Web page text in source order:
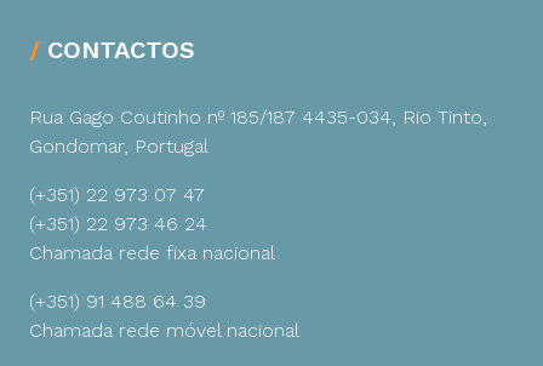
CONTACTOS
Rua Gago Coutinho nº 185/187 4435-034, Rio Tinto,
Gondomar, Portugal
(+351) 22 973 07 47
(+351) 22 973 46 24
Chamada rede fixa nacional
(+351) 91 488 64 39
Chamada rede móvel nacional